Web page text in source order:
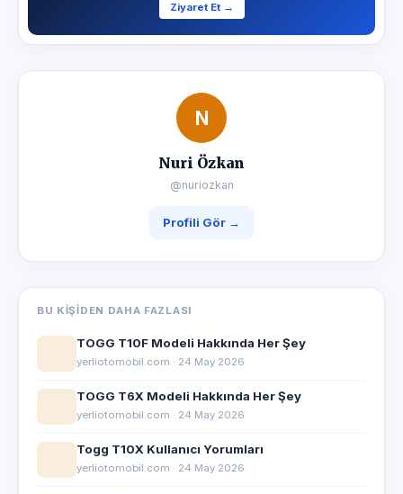
Ziyaret Et →
N
Nuri Özkan
@nuriozkan
Profili Gör →
BU KIŞIDEN DAHA FAZLASI
TOGG T10F Modeli Hakkında Her Şey
yerliotomobil.com · 24 May 2026
TOGG T6X Modeli Hakkında Her Şey
yerliotomobil.com · 24 May 2026
Togg T10X Kullanıcı Yorumları
yerliotomobil.com · 24 May 2026